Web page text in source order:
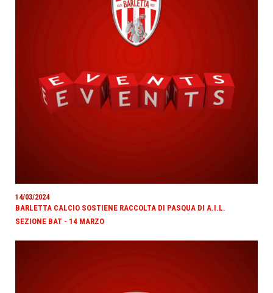
14/03/2024
BARLETTA CALCIO SOSTIENE RACCOLTA DI PASQUA DI A.I.L.
SEZIONE BAT - 14 MARZO